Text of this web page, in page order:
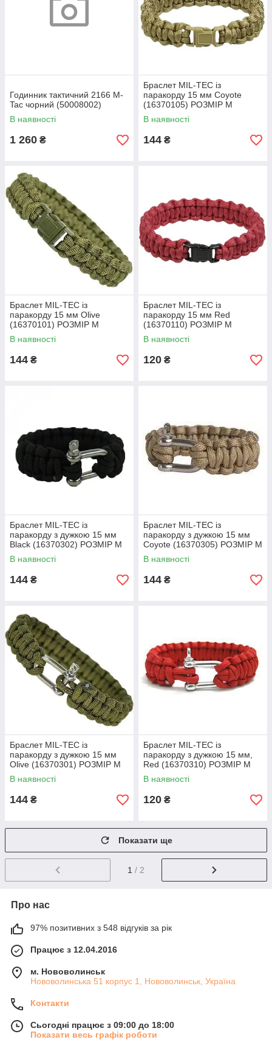
Годинник тактичний 2166 M-
Tac чорний (50008002)
В наявності
1 260 ₴
Браслет MIL-TEC із
паракорду 15 мм Coyote
(16370105) РОЗМІР M
В наявності
144 ₴
Браслет MIL-TEC із
паракорду 15 мм Olive
(16370101) РОЗМІР M
В наявності
144 ₴
Браслет MIL-TEC із
паракорду 15 мм Red
(16370110) РОЗМІР M
В наявності
120 ₴
Браслет MIL-TEC із
паракорду з дужкою 15 мм
Black (16370302) РОЗМІР M
В наявності
144 ₴
Браслет MIL-TEC із
паракорду з дужкою 15 мм
Coyote (16370305) РОЗМІР M
В наявності
144 ₴
Браслет MIL-TEC із
паракорду з дужкою 15 мм
Olive (16370301) РОЗМІР M
В наявності
144 ₴
Браслет MIL-TEC із
паракорду з дужкою 15 мм,
Red (16370310) РОЗМІР M
В наявності
120 ₴
Показати ще
1 / 2
Про нас
97% позитивних з 548 відгуків за рік
Працює з 12.04.2016
м. Нововолинськ
Нововолинська 51 корпус 1, Нововолинськ, Україна
Контакти
Сьогодні працює з 09:00 до 18:00
Показати весь графік роботи